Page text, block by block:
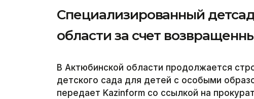
Специализированный
области за счет
В Актюбинской области продолжается
детского сада для детей с особыми
передает Kazinform со ссылкой на